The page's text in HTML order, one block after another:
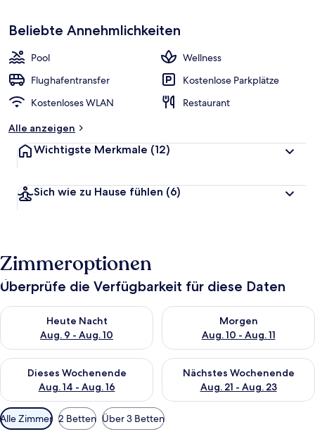
Beliebte Annehmlichkeiten
Pool
Wellness
Flughafentransfer
Kostenlose Parkplätze
Kostenloses WLAN
Restaurant
Alle anzeigen
Wichtigste Merkmale (12)
Sich wie zu Hause fühlen (6)
Zimmeroptionen
Überprüfe die Verfügbarkeit für diese Daten
Heute Nacht
Aug. 9 - Aug. 10
Überprüfe die Verfügbarkeit für heute Nacht, Aug. 9 - Aug.
Morgen
Aug. 10 - Aug. 11
Überprüfe die Verfügbarkeit
Dieses Wochenende
Aug. 14 - Aug. 16
Überprüfe die Verfügbarkeit für dieses Wochenende, Aug. 14
Nächstes Wochenende
Aug. 21 - Aug. 23
Überprüfe die Verfügbarkeit
Verfügbare
Filter
Alle Zimmer 2 Betten Über 3 Betten